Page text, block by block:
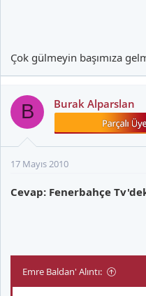
Çok gülmeyin başımıza
B Burak Alparslan
17 Mayıs 2010
Cevap: Fenerbahçe
Emre Baldan' Alıntı: